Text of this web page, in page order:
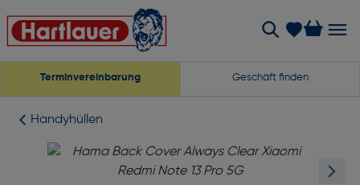
Terminvereinbarung Geschäft finden
Handyhüllen